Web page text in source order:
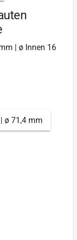
| ø Innen 16
ø 71,4 mm